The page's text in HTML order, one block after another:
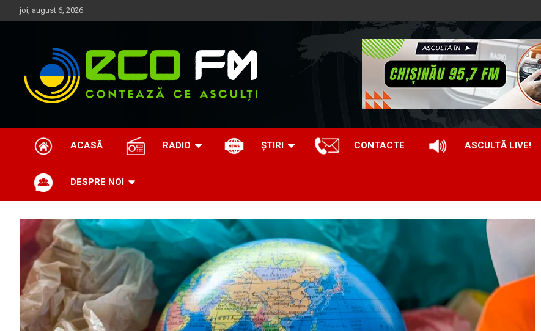
to
joi, august 6, 2026
EcoFM
ACASĂ RADIO ȘTIRI CONTACTE ASCULTĂ LIVE!
DESPRE NOI